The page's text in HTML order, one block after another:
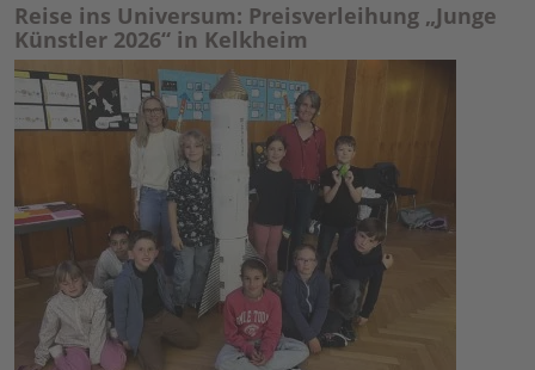
Reise ins Universum: Preisverleihung „Junge
Künstler 2026“ in Kelkheim